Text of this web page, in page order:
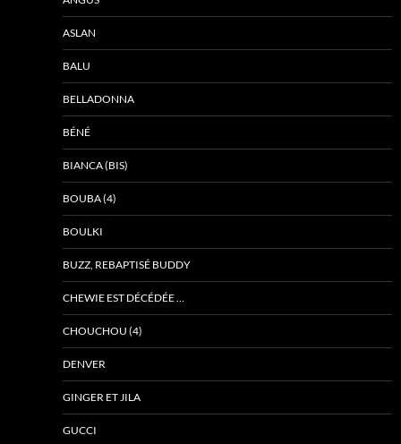
ASLAN
BALU
BELLADONNA
BÉNÉ
BIANCA (BIS)
BOUBA (4)
BOULKI
BUZZ, REBAPTISÉ BUDDY
CHEWIE EST DÉCÉDÉE …
CHOUCHOU (4)
DENVER
GINGER ET JILA
GUCCI